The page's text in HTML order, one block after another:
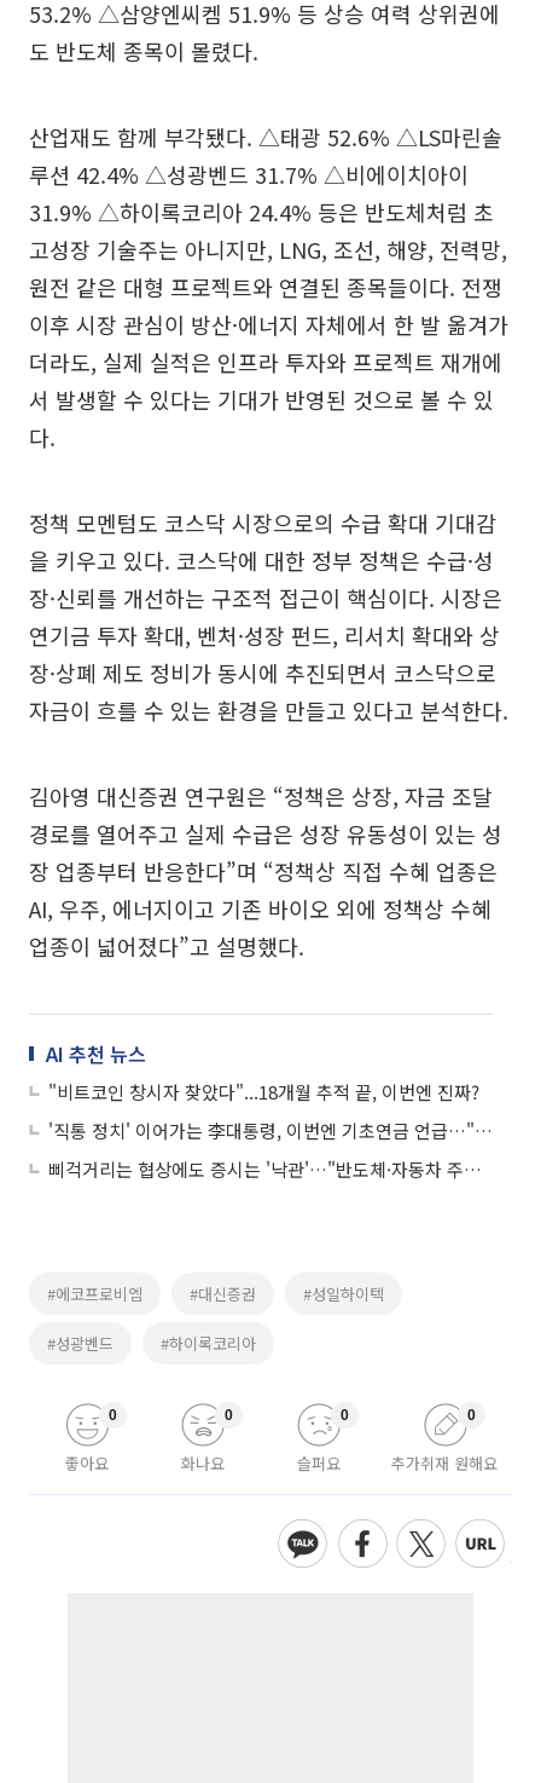
53.2% △삼양엔씨켐 51.9% 등 상승 여력 상위권에
도 반도체 종목이 몰렸다.
산업재도 함께 부각됐다. △태광 52.6% △LS마린솔
루션 42.4% △성광벤드 31.7% △비에이치아이
31.9% △하이록코리아 24.4% 등은 반도체처럼 초
고성장 기술주는 아니지만, LNG, 조선, 해양, 전력망,
원전 같은 대형 프로젝트와 연결된 종목들이다. 전쟁
이후 시장 관심이 방산·에너지 자체에서 한 발 옮겨가
더라도, 실제 실적은 인프라 투자와 프로젝트 재개에
서 발생할 수 있다는 기대가 반영된 것으로 볼 수 있
다.
정책 모멘텀도 코스닥 시장으로의 수급 확대 기대감
을 키우고 있다. 코스닥에 대한 정부 정책은 수급·성
장·신뢰를 개선하는 구조적 접근이 핵심이다. 시장은
연기금 투자 확대, 벤처·성장 펀드, 리서치 확대와 상
장·상폐 제도 정비가 동시에 추진되면서 코스닥으로
자금이 흐를 수 있는 환경을 만들고 있다고 분석한다.
김아영 대신증권 연구원은 “정책은 상장, 자금 조달
경로를 열어주고 실제 수급은 성장 유동성이 있는 성
장 업종부터 반응한다”며 “정책상 직접 수혜 업종은
AI, 우주, 에너지이고 기존 바이오 외에 정책상 수혜
업종이 넓어졌다”고 설명했다.
AI 추천 뉴스
"비트코인 창시자 찾았다"...18개월 추적 끝, 이번엔 진짜?
'직통 정치' 이어가는 李대통령, 이번엔 기초연금 언급…"하후상박 증액 검토"
삐걱거리는 협상에도 증시는 '낙관'…"반도체·자동차 주도주 비중 늘려야"
#에코프로비엠 #대신증권 #성일하이텍
#성광벤드 #하이록코리아
좋아요
0
화나요
0
슬퍼요
0
추가취재 원해요
0